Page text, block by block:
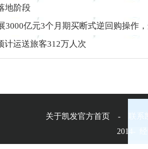
地阶段
3000亿元3个月期买断式逆回购操作
计运送旅客312万人次
关于凯发官方首页 - 联
2014-